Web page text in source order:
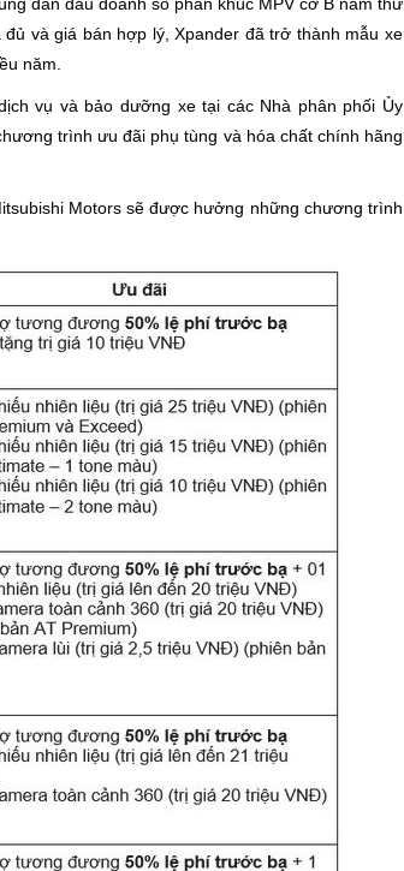
dẫn đầu doanh số phân khúc MPV cỡ B năm thứ
và giá bán hợp lý, Xpander đã trở thành mẫu xe
năm.
vụ và bảo dưỡng xe tại các Nhà phân phối Ủy
trình ưu đãi phụ tùng và hóa chất chính hãng
Motors sẽ được hưởng những chương trình